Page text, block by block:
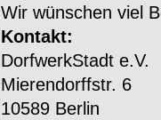
Wir wünschen viel
Kontakt:
DorfwerkStadt e.V.
Mierendorffstr. 6
10589 Berlin